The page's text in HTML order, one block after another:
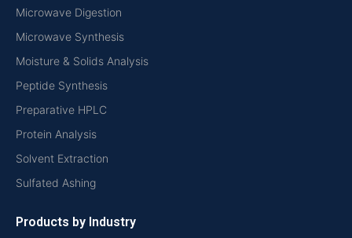
Microwave Digestion
Microwave Synthesis
Moisture & Solids Analysis
Peptide Synthesis
Preparative HPLC
Protein Analysis
Solvent Extraction
Sulfated Ashing
Products by Industry